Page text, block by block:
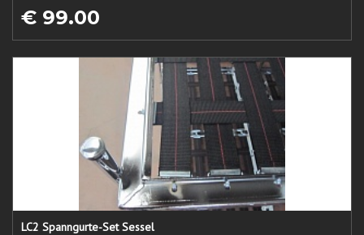
€ 99.00
LC2 Spanngurte-Set Sessel